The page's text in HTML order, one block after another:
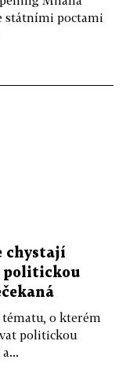
státními poctami
chystají
politickou
tématu, o kterém
politickou